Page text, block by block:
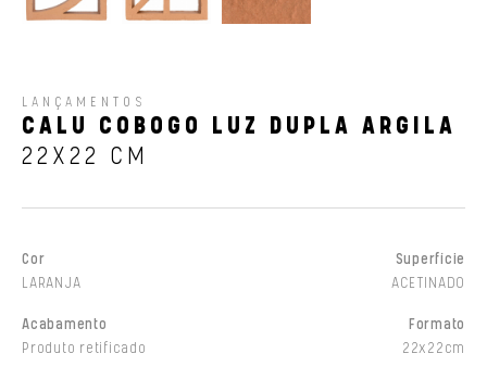
LANÇAMENTOS
CALU COBOGO LUZ DUPLA ARGILA
22X22 CM
Cor
LARANJA
Superfície
ACETINADO
Acabamento
Produto retificado
Formato
22x22cm